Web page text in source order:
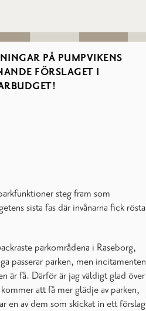
PÅ PUMPVIKENS
FÖRSLAGET I
steg fram som
sista fas där invånarna fick rösta
parkområdena i Raseborg,
passerar parken, men incitamenten
är få. Därför är jag väldigt glad över
att få mer glädje av parken,
en av dem som skickat in ett förslag